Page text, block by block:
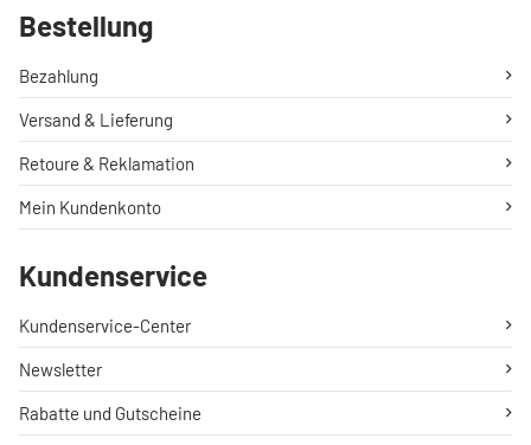
Bestellung
Bezahlung
Versand & Lieferung
Retoure & Reklamation
Mein Kundenkonto
Kundenservice
Kundenservice-Center
Newsletter
Rabatte und Gutscheine